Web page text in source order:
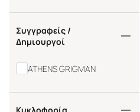
Συγγραφείς /
Δημιουργοί
ATHENS GRIGMAN